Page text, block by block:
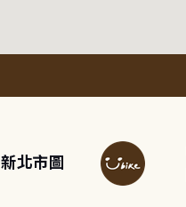
新北市圖